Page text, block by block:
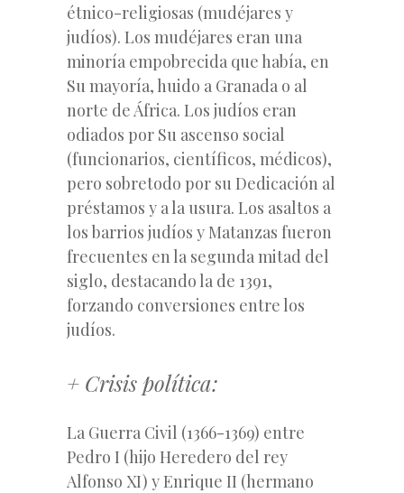
étnico-religiosas (mudéjares y
judíos). Los mudéjares eran una
minoría empobrecida que había, en
Su mayoría, huido a Granada o al
norte de África. Los judíos eran
odiados por Su ascenso social
(funcionarios, científicos, médicos),
pero sobretodo por su Dedicación al
préstamos y a la usura. Los asaltos a
los barrios judíos y Matanzas fueron
frecuentes en la segunda mitad del
siglo, destacando la de 1391,
forzando conversiones entre los
judíos.
+ Crisis política:
La Guerra Civil (1366-1369) entre
Pedro I (hijo Heredero del rey
Alfonso XI) y Enrique II (hermano